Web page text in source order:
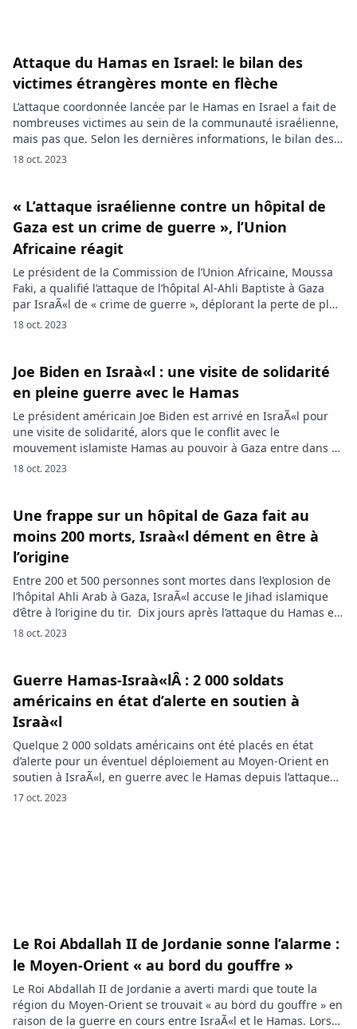
Attaque du Hamas en Israel: le bilan des
victimes étrangères monte en flèche
L’attaque coordonnée lancée par le Hamas en Israel a fait de
nombreuses victimes au sein de la communauté israélienne,
mais pas que. Selon les dernières informations, le bilan des
victimes étrangères touchées par cette tragedie s’est alourdi
[…]
18 oct. 2023
« L’attaque israélienne contre un hôpital de
Gaza est un crime de guerre », l’Union
Africaine réagit
Le président de la Commission de l’Union Africaine, Moussa
Faki, a qualifié l’attaque de l’hôpital Al-Ahli Baptiste à Gaza
par IsraÃ«l de « crime de guerre », déplorant la perte de plus
de 500 vies. La condamnation de cette action brutale a
18 oct. 2023
Joe Biden en Israà«l : une visite de solidarité
en pleine guerre avec le Hamas
Le président américain Joe Biden est arrivé en IsraÃ«l pour
une visite de solidarité, alors que le conflit avec le
mouvement islamiste Hamas au pouvoir à Gaza entre dans sa
douzième journée. Sa visite survient après une explosion
18 oct. 2023
Une frappe sur un hôpital de Gaza fait au
moins 200 morts, Israà«l dément en être à
l’origine
Entre 200 et 500 personnes sont mortes dans l’explosion de
l’hôpital Ahli Arab à Gaza, IsraÃ«l accuse le Jihad islamique
d’être à l’origine du tir. Dix jours après l’attaque du Hamas en
IsraÃ«l, au moins 200 personnes ont été tuées mardi dans
18 oct. 2023
Guerre Hamas-Israà«lÂ : 2 000 soldats
américains en état d’alerte en soutien à
Israà«l
Quelque 2 000 soldats américains ont été placés en état
d’alerte pour un éventuel déploiement au Moyen-Orient en
soutien à IsraÃ«l, en guerre avec le Hamas depuis l’attaque
sanglante du groupe terroriste islamiste sur le sol israélien, a
17 oct. 2023
Le Roi Abdallah II de Jordanie sonne l’alarme :
le Moyen-Orient « au bord du gouffre »
Le Roi Abdallah II de Jordanie a averti mardi que toute la
région du Moyen-Orient se trouvait « au bord du gouffre » en
raison de la guerre en cours entre IsraÃ«l et le Hamas. Lors